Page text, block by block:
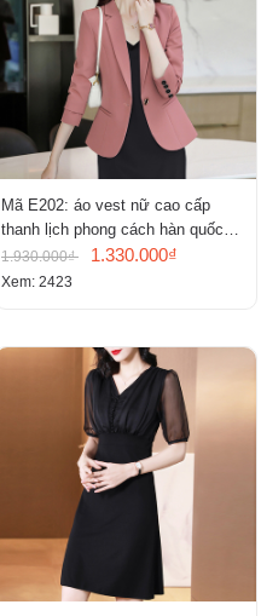
Mã E202: áo vest nữ cao cấp
thanh lịch phong cách hàn quốc
mới
1.930.000₫ 1.330.000₫
Xem: 2423